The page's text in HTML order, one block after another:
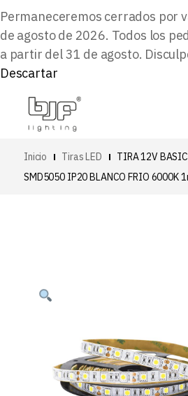
Permaneceremos cerrados por
de agosto de 2026. Todos los
a partir del 31 de agosto.
Descartar
Inicio Tiras LED
TIRA 12V
SMD5050 IP20 BLANCO FRIO 6000K